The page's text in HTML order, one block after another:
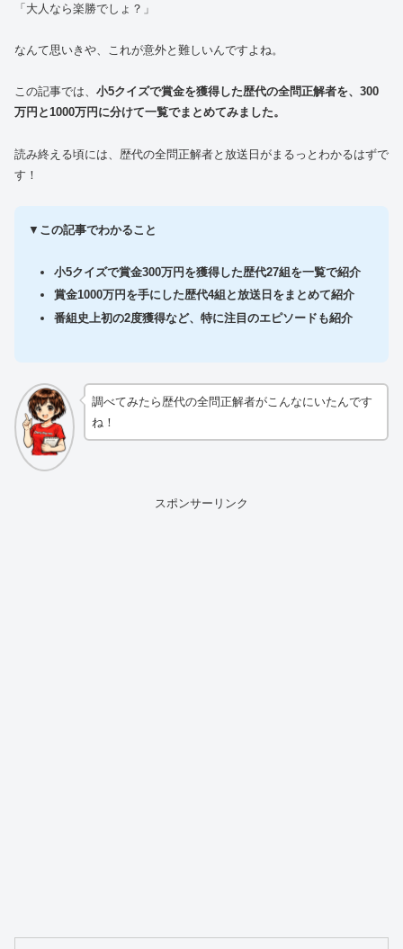
「大人なら楽勝でしょ？」
なんて思いきや、これが意外と難しいんですよね。
この記事では、 小5クイズで賞金を獲得した歴代の全問正解者を、300
万円と1000万円に分けて一覧でまとめてみました。
読み終える頃には、歴代の全問正解者と放送日がまるっとわかるはずで
す！
▼ この記事でわかること
小5クイズで賞金300万円を獲得した歴代27組を一覧で紹介
賞金1000万円を手にした歴代4組と放送日をまとめて紹介
番組史上初の2度獲得など、特に注目のエピソードも紹介
調べてみたら歴代の全問正解者がこんなにいたんです
ね！
スポンサーリンク